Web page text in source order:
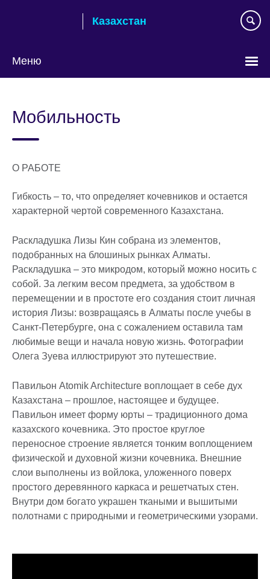
Казахстан
Меню
Мобильность
О РАБОТЕ
Гибкость – то, что определяет кочевников и остается
характерной чертой современного Казахстана.
Раскладушка Лизы Кин собрана из элементов,
подобранных на блошиных рынках Алматы.
Раскладушка – это микродом, который можно носить с
собой. За легким весом предмета, за удобством в
перемещении и в простоте его создания стоит личная
история Лизы: возвращаясь в Алматы после учебы в
Санкт-Петербурге, она с сожалением оставила там
любимые вещи и начала новую жизнь. Фотографии
Олега Зуева иллюстрируют это путешествие.
Павильон Atomik Architecture воплощает в себе дух
Казахстана – прошлое, настоящее и будущее.
Павильон имеет форму юрты – традиционного дома
казахского кочевника. Это простое круглое
переносное строение является тонким воплощением
физической и духовной жизни кочевника. Внешние
слои выполнены из войлока, уложенного поверх
простого деревянного каркаса и решетчатых стен.
Внутри дом богато украшен ткаными и вышитыми
полотнами с природными и геометрическими узорами.